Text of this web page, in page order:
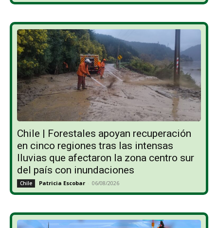
Chile | Forestales apoyan recuperación
en cinco regiones tras las intensas
lluvias que afectaron la zona centro sur
del país con inundaciones
Chile Patricia Escobar - 06/08/2026